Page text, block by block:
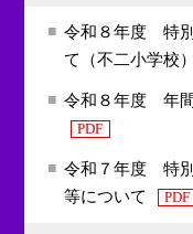
令和８年度 特
て（不二小学校）
令和８年度 年
PDF
令和７年度 特
等について
PDF